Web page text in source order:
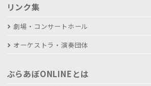
リンク集
劇場・コンサートホール
オーケストラ・演奏団体
ぶらあぼONLINEとは